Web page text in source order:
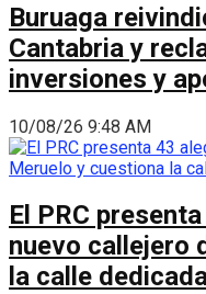
Buruaga
Cantabria y
inversiones y
10/08/26 9:48 AM
El PRC
nuevo callejero
la calle